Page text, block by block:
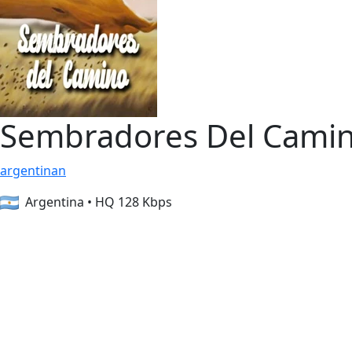
Sembradores Del
argentinan
Argentina • HQ 128 Kbps